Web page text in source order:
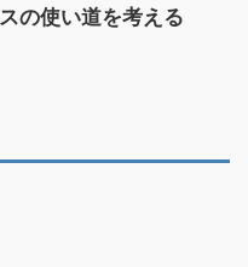
の使い道を考える